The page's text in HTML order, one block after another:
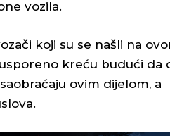
vozila.
koji su se našli na
kreću budući da
ovim dijelom, a